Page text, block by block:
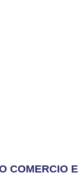
COMERCIO